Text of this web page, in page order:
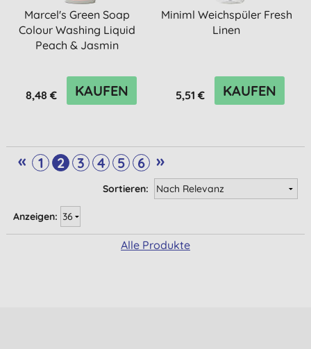
Marcel's Green Soap
Colour Washing Liquid
Peach & Jasmin
8,48 € KAUFEN
Miniml Weichspüler Fresh
Linen
5,51 € KAUFEN
« 1 2 3 4 5 6 »
Sortieren:
Anzeigen:
Alle Produkte